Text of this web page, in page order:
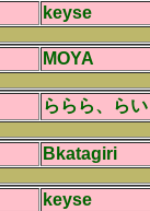
keyse
MOYA
ららら、らい
Bkatagiri
keyse